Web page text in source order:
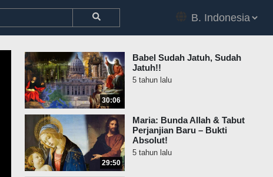
30:06
Babel Sudah Jatuh, Sudah
Jatuh!!
5 tahun lalu
29:50
Maria: Bunda Allah & Tabut
Perjanjian Baru – Bukti
Absolut!
5 tahun lalu